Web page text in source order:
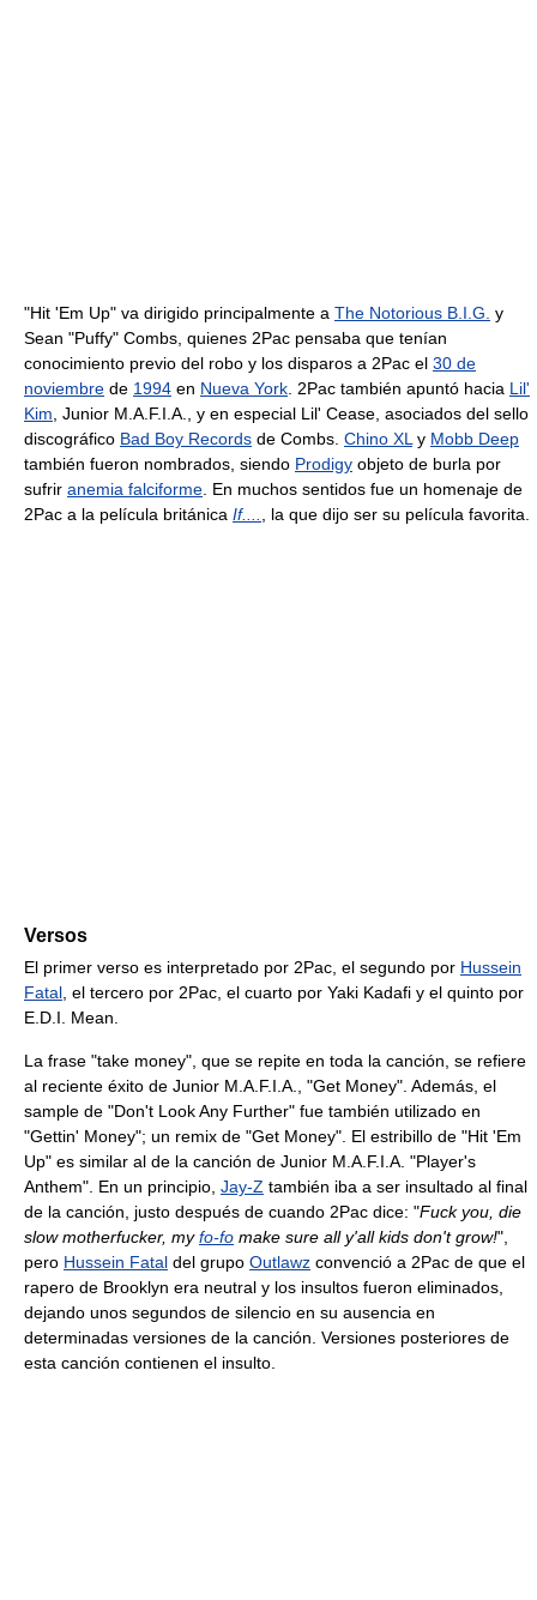
"Hit 'Em Up" va dirigido principalmente a The Notorious B.I.G. y
Sean "Puffy" Combs, quienes 2Pac pensaba que tenían
conocimiento previo del robo y los disparos a 2Pac el 30 de
noviembre de 1994 en Nueva York . 2Pac también apuntó hacia Lil'
Kim , Junior M.A.F.I.A., y en especial Lil' Cease, asociados del sello
discográfico Bad Boy Records de Combs. Chino XL y Mobb Deep
también fueron nombrados, siendo Prodigy objeto de burla por
sufrir anemia falciforme . En muchos sentidos fue un homenaje de
2Pac a la película británica If.... , la que dijo ser su película favorita.
Versos
El primer verso es interpretado por 2Pac, el segundo por Hussein
Fatal , el tercero por 2Pac, el cuarto por Yaki Kadafi y el quinto por
E.D.I. Mean.
La frase "take money", que se repite en toda la canción, se refiere
al reciente éxito de Junior M.A.F.I.A., "Get Money". Además, el
sample de "Don't Look Any Further" fue también utilizado en
"Gettin' Money"; un remix de "Get Money". El estribillo de "Hit 'Em
Up" es similar al de la canción de Junior M.A.F.I.A. "Player's
Anthem". En un principio, Jay-Z también iba a ser insultado al final
de la canción, justo después de cuando 2Pac dice: "Fuck you, die
slow motherfucker, myfo-fo make sure all y'all kids don't grow!",
pero Hussein Fatal del grupo Outlawz convenció a 2Pac de que el
rapero de Brooklyn era neutral y los insultos fueron eliminados,
dejando unos segundos de silencio en su ausencia en
determinadas versiones de la canción. Versiones posteriores de
esta canción contienen el insulto.